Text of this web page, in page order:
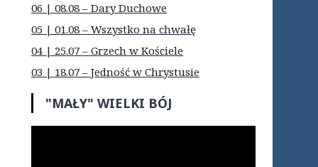
06 | 08.08 – Dary Duchowe
05 | 01.08 – Wszystko na chwałę
04 | 25.07 – Grzech w Kościele
03 | 18.07 – Jedność w Chrystusie
"MAŁY" WIELKI BÓJ